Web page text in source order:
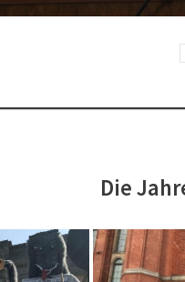
Die